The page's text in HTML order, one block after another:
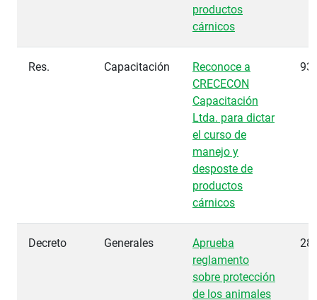
productos
cárnicos
Res. Capacitación
Reconoce a
CRECECON
Capacitación
Ltda. para dictar
el curso de
manejo y
desposte de
productos
cárnicos
Decreto Generales
Aprueba
reglamento
sobre protección
de los animales
28